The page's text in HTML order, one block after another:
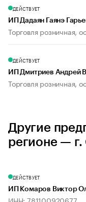
ДЕЙСТВУЕТ
ИП Дадаян Гаянэ
Торговля розничная,
ДЕЙСТВУЕТ
ИП Дмитриев Андрей
Торговля розничная,
Другие
регионе —
ДЕЙСТВУЕТ
ИП Комаров Виктор